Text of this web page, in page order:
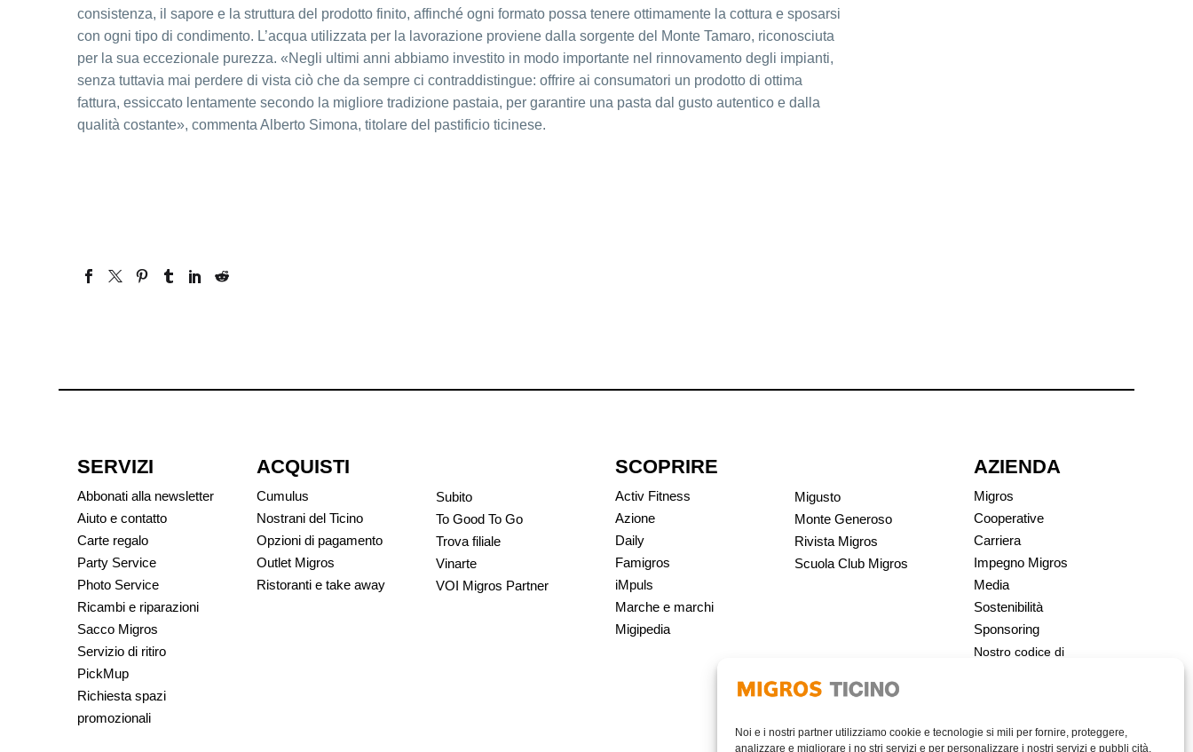
Noi e i nostri partner utilizziamo cookie e tecnologie si mili per fornire, proteggere,
analizzare e migliorare i no stri servizi e per personalizzare i nostri servizi e pubbli cità,
consistenza, il sapore e la struttura del prodotto finito, affinché ogni formato possa tenere ottimamente la cottura e sposarsi
con ogni tipo di condimento. L’acqua utilizzata per la lavorazione proviene dalla sorgente del Monte Tamaro, riconosciuta
per la sua eccezionale purezza. «Negli ultimi anni abbiamo investito in modo importante nel rinnovamento degli impianti,
senza tuttavia mai perdere di vista ciò che da sempre ci contraddistingue: offrire ai consumatori un prodotto di ottima
fattura, essiccato lentamente secondo la migliore tradizione pastaia, per garantire una pasta dal gusto autentico e dalla
qualità costante», commenta Alberto Simona, titolare del pastificio ticinese.
SERVIZI
Abbonati alla newsletter
Aiuto e contatto
Carte regalo
Party Service
Photo Service
Ricambi e riparazioni
Sacco Migros
Servizio di ritiro
PickMup
Richiesta spazi
promozionali
ACQUISTI
Cumulus
Nostrani del Ticino
Opzioni di pagamento
Outlet Migros
Ristoranti e take away
Subito
To Good To Go
Trova filiale
Vinarte
VOI Migros Partner
SCOPRIRE
Activ Fitness
Azione
Daily
Famigros
iMpuls
Marche e marchi
Migipedia
Migusto
Monte Generoso
Rivista Migros
Scuola Club Migros
AZIENDA
Migros
Cooperative
Carriera
Impegno Migros
Media
Sostenibilità
Sponsoring
Nostro codice di